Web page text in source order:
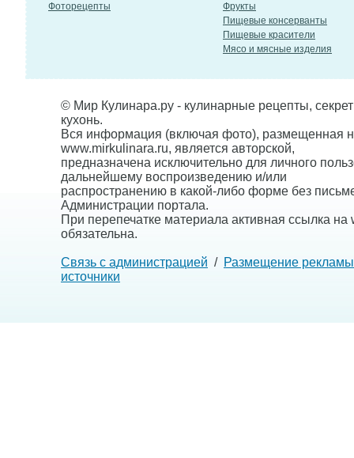
Фоторецепты
Фрукты
Пищевые консерванты
Пищевые красители
Мясо и мясные изделия
© Мир Кулинара.ру - кулинарные рецепты,
кухонь.
Вся информация (включая фото), размещенная
www.mirkulinara.ru, является авторской,
предназначена исключительно для личного
дальнейшему воспроизведению и/или
распространению в какой-либо форме без
Администрации портала.
При перепечатке материала активная ссылка на
обязательна.
Связь с администрацией / Размещение рекламы
источники